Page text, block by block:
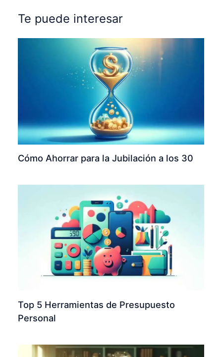
Te puede interesar
Cómo Ahorrar para la Jubilación a los 30
Top 5 Herramientas de Presupuesto
Personal